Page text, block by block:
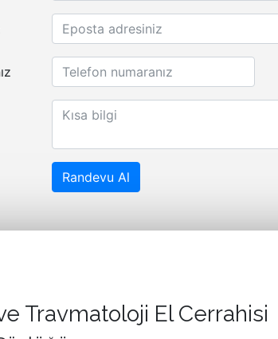
Randevu Al
Travmatoloji El Cerrahisi